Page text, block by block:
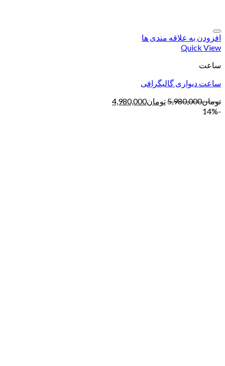
افزودن به علاقه مندی ها
Quick View
ساعت
ساعت دیواری گالیگرافی
تومان5,980,000تومان4,980,000
-14%